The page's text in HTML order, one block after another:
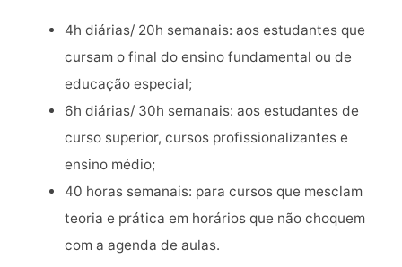
4h diárias/ 20h semanais: aos estudantes que
cursam o final do ensino fundamental ou de
educação especial;
6h diárias/ 30h semanais: aos estudantes de
curso superior, cursos profissionalizantes e
ensino médio;
40 horas semanais: para cursos que mesclam
teoria e prática em horários que não choquem
com a agenda de aulas.